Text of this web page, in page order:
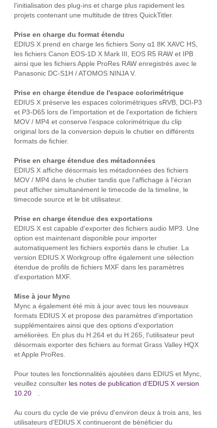
l'initialisation des plug-ins et charge plus rapidement les
projets contenant une multitude de titres QuickTitler.
Prise en charge du format étendu
EDIUS X prend en charge les fichiers Sony α1 8K XAVC HS,
les fichiers Canon EOS-1D X Mark III, EOS R5 RAW et IPB
ainsi que les fichiers Apple ProRes RAW enregistrés avec le
Panasonic DC-S1H / ATOMOS NINJA V.
Prise en charge étendue de l'espace colorimétrique
EDIUS X préserve les espaces colorimétriques sRVB, DCI-P3
et P3-D65 lors de l’importation et de l’exportation de fichiers
MOV / MP4 et conserve l’espace colorimétrique du clip
original lors de la conversion depuis le chutier en différents
formats de fichier.
Prise en charge étendue des métadonnées
EDIUS X affiche désormais les métadonnées des fichiers
MOV / MP4 dans le chutier tandis que l'affichage à l'écran
peut afficher simultanément le timecode de la timeline, le
timecode source et le bit utilisateur.
Prise en charge étendue des exportations
EDIUS X est capable d'exporter des fichiers audio MP3. Une
option est maintenant disponible pour importer
automatiquement les fichiers exportés dans le chutier. La
version EDIUS X Workgroup offre également une sélection
étendue de profils de fichiers MXF dans les paramètres
d'exportation MXF.
Mise à jour Mync
Mync a également été mis à jour avec tous les nouveaux
formats EDIUS X et propose des paramètres d'importation
supplémentaires ainsi que des options d'exportation
améliorées. En plus du H.264 et du H.265, l'utilisateur peut
désormais exporter des fichiers au format Grass Valley HQX
et Apple ProRes.
Pour toutes les fonctionnalités ajoutées dans EDIUS et Mync,
veuillez consulter les notes de publication d'EDIUS X version
10.20
.
Au cours du cycle de vie prévu d'environ deux à trois ans, les
utilisateurs d'EDIUS X continueront de bénéficier du